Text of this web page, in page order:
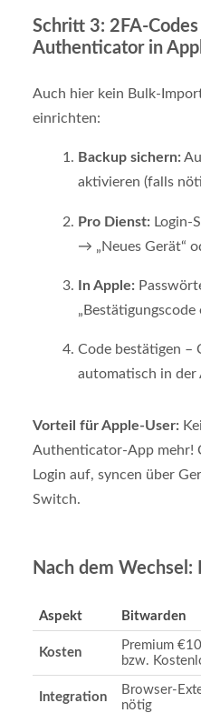
Schritt 3: 2FA-
Authenticator in
Auch hier kein Bulk-
einrichten:
Backup sichern:
aktivieren (falls
Pro Dienst: Login-
→ „Neues Gerät“
In Apple:
Code bestätigen –
automatisch in der
Vorteil für Apple-User:
Authenticator-App mehr!
Login auf, syncen über
Switch.
Nach dem
Aspekt Bitwarden
Kosten
Premium
bzw.
Integration
Browser-
nötig